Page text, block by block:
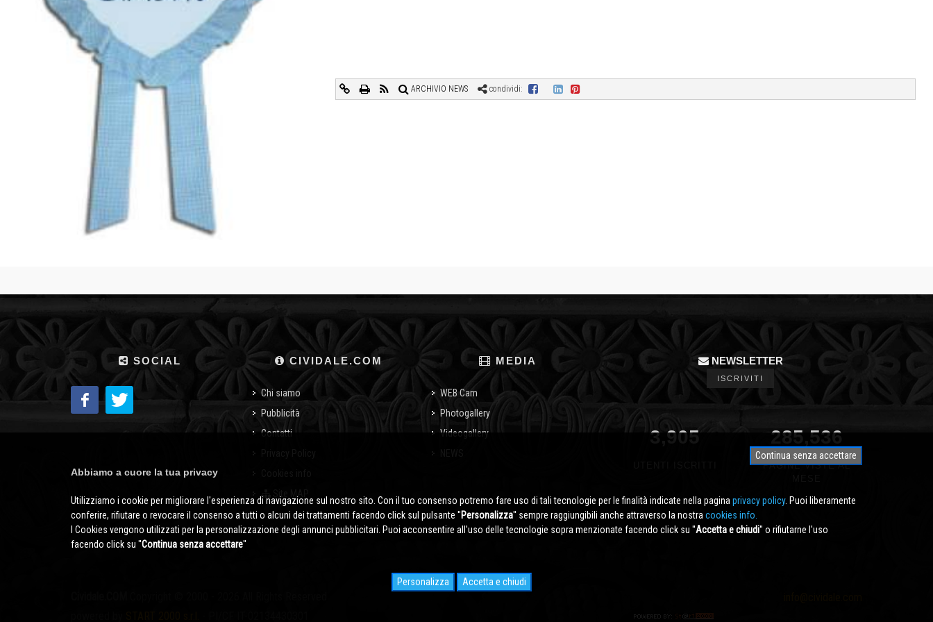
ARCHIVIO NEWS condividi:
SOCIAL CIVIDALE.COM
Chi siamo
Pubblicità
Contatti
MEDIA
WEB Cam
Photogallery
Videogallery
NEWSLETTER
ISCRIVITI
3,905 340,791
PAGINE VISTE AL
Continua senza accettare
Abbiamo a cuore la tua privacy
Utilizziamo i cookie per migliorare l'esperienza di navigazione sul nostro sito. Con il tuo consenso potremo fare uso di tali tecnologie per le finalità indicate nella pagina privacy policy. Puoi liberamente
conferire, rifiutare o revocare il consenso a tutti o alcuni dei trattamenti facendo click sul pulsante ''Personalizza'' sempre raggiungibili anche attraverso la nostra cookies info.
I Cookies vengono utilizzati per la personalizzazione degli annunci pubblicitari. Puoi acconsentire all'uso delle tecnologie sopra menzionate facendo click su ''Accetta e chiudi'' o rifiutarne l'uso
facendo click su ''Continua senza accettare''
Personalizza Accetta e chiudi